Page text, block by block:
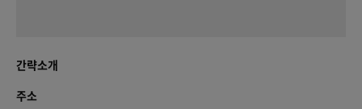
간략소개
주소